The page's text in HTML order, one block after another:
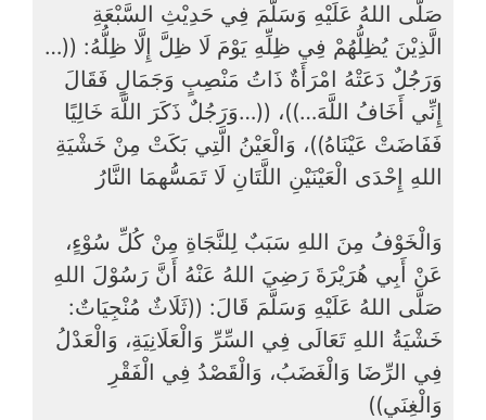
صَلَّى اللهُ عَلَيْهِ وَسَلَّمَ فِي حَدِيْثِ السَّبْعَةِ
الَّذِيْنَ يُظِلُّهُمْ فِي ظِلِّهِ يَوْمَ لَا ظِلَّ إِلَّا ظِلُّهُ: ((…
وَرَجُلٌ دَعَتْهُ امْرَأَةٌ ذَاتُ مَنْصِبٍ وَجَمَالٍ فَقَالَ
إِنِّي أَخَافُ اللَّهَ…))، ((…وَرَجُلٌ ذَكَرَ اللَّهَ خَالِيًا
فَفَاضَتْ عَيْنَاهُ))، وَالْعَيْنُ الَّتِي بَكَتْ مِنْ خَشْيَةِ
اللهِ إِحْدَى الْعَيْنَيْنِ اللَّتَانِ لَا تَمَسُّهمَا النَّارُ
وَالْخَوْفُ مِنَ اللهِ سَبَبٌ لِلنَّجَاةِ مِنْ كُلِّ سُوْءٍ،
عَنْ أَبِي هُرَيْرَةَ رَضِيَ اللهُ عَنْهُ أَنَّ رَسُوْلَ اللهِ
صَلَّى اللهُ عَلَيْهِ وَسَلَّمَ قَالَ: ((ثَلَاثٌ مُنْجِيَاتٌ:
خَشْيَةُ اللهِ تَعَالَى فِي السِّرِّ وَالْعَلَانِيَةِ، وَالْعَدْلُ
فِي الرِّضَا وَالْغَضَبُ، وَالْقَصْدُ فِي الْفَقْرِ
وَالْغِنَي))